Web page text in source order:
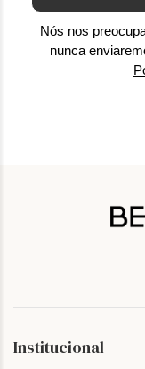
Nós nos
nunca
Institucional